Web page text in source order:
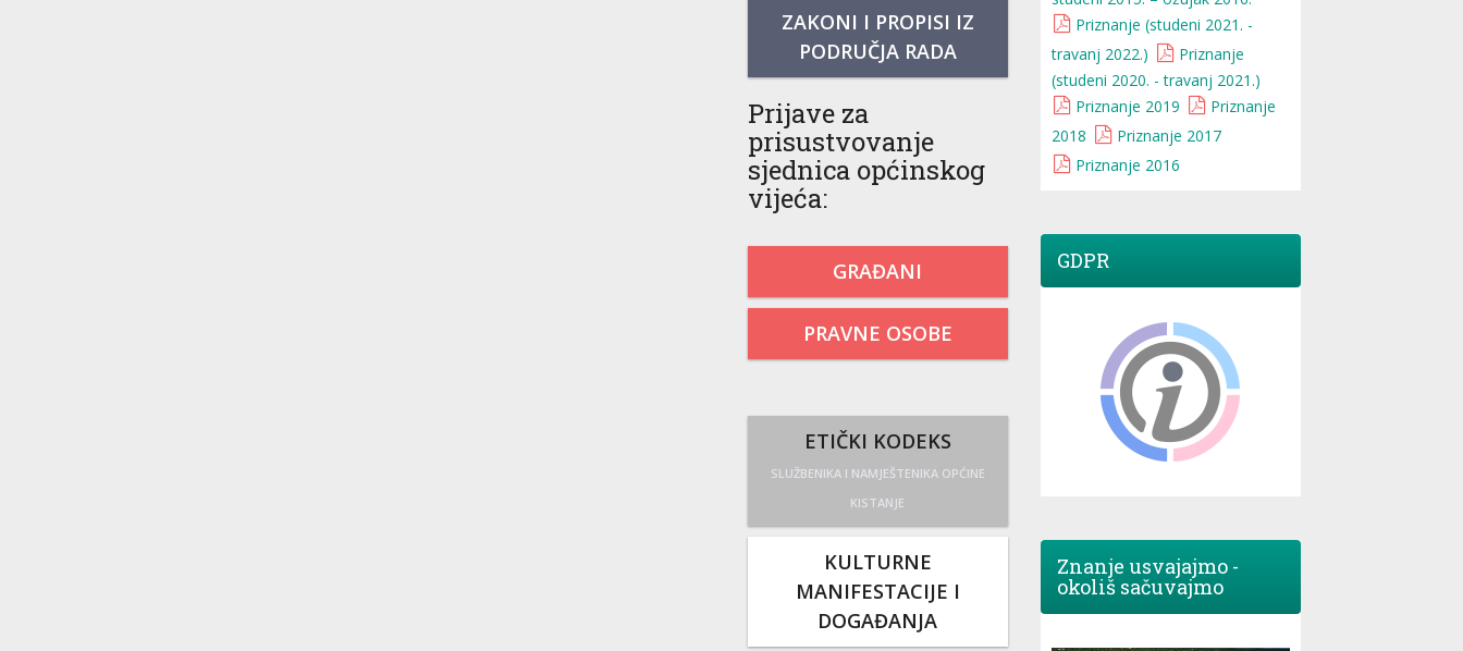
ZAKONI I PROPISI IZ
PODRUČJA RADA
Prijave za
prisustvovanje
sjednica općinskog
vijeća:
GRAĐANI
PRAVNE OSOBE
ETIČKI KODEKS
SLUŽBENIKA I NAMJEŠTENIKA OPĆINE
KISTANJE
KULTURNE
MANIFESTACIJE I
DOGAĐANJA
Priznanje (studeni 2021. -
travanj 2022.)
Priznanje
(studeni 2020. - travanj 2021.)
Priznanje 2019
Priznanje
2018
Priznanje 2017
Priznanje 2016
GDPR
Znanje usvajajmo -
okoliš sačuvajmo